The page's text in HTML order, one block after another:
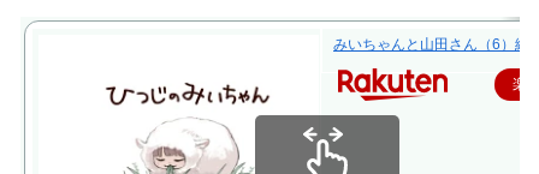
みいちゃんと山田さん（6）絵
楽